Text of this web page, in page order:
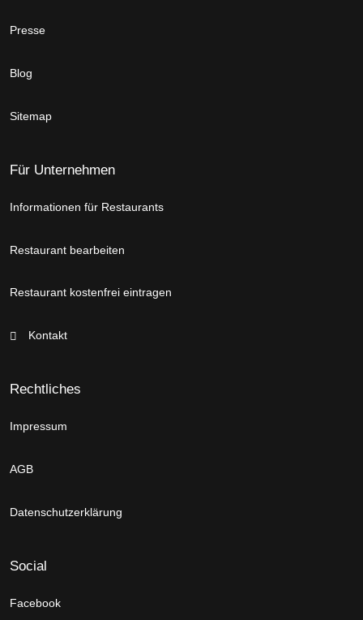
Presse
Blog
Sitemap
Für Unternehmen
Informationen für Restaurants
Restaurant bearbeiten
Restaurant kostenfrei eintragen
Kontakt
Rechtliches
Impressum
AGB
Datenschutzerklärung
Social
Facebook